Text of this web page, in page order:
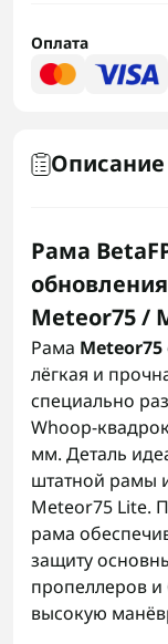
Оплата
Описание
Рама
Meteor75 /
Рама Meteor75
лёгкая и
специально
Whoop-
мм. Деталь
штатной рамы
Meteor75 Lite.
рама
защиту
пропеллеров и
высокую